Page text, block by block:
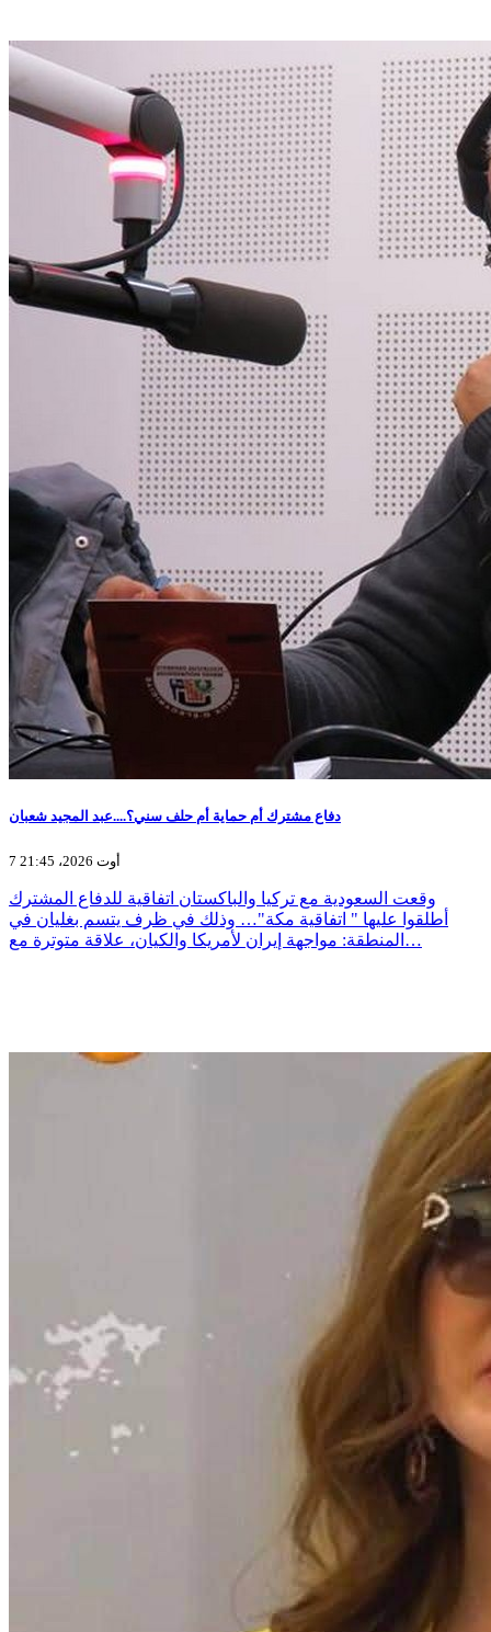
دفاع مشترك أم حماية أم حلف سني؟....عبد المجيد شعبان
7 أوت 2026، 21:45
وقعت السعودية مع تركيا والباكستان اتفاقية للدفاع المشترك
أطلقوا عليها " اتفاقية مكة"… وذلك في ظرف يتسم بغليان في
المنطقة: مواجهة إيران لأمريكا والكيان، علاقة متوترة مع…